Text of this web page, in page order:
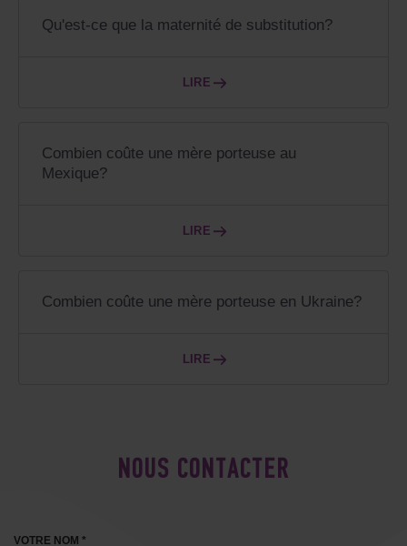
Qu'est-ce que la maternité de substitution?
LIRE
Combien coûte une mère porteuse au
Mexique?
LIRE
Combien coûte une mère porteuse en Ukraine?
LIRE
NOUS CONTACTER
VOTRE NOM *